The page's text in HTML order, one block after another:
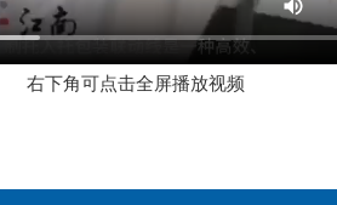
右下角可点击全屏播放视频